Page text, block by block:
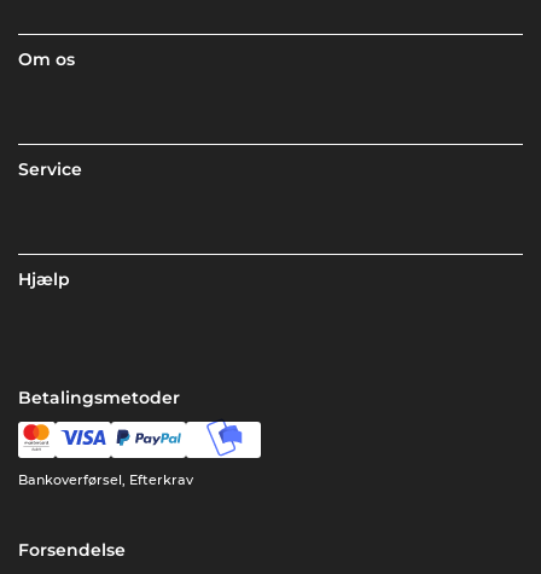
Om os
Service
Hjælp
Betalingsmetoder
Bankoverførsel, Efterkrav
Forsendelse